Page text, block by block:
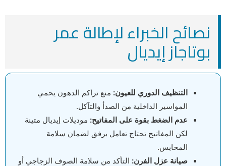
نصائح الخبراء لإطالة عمر
بوتاجاز إيديال
التنظيف الدوري للعيون: منع تراكم الدهون يحمي
المواسير الداخلية من الصدأ والتآكل.
عدم الضغط بقوة على المفاتيح: موديلات إيديال متينة
لكن المفاتيح تحتاج تعامل برفق لضمان سلامة
المحابس.
صيانة عزل الفرن: التأكد من سلامة الصوف الزجاجي أو